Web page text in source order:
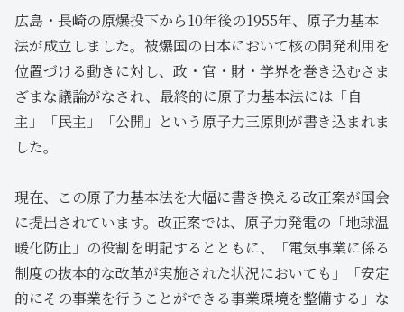
広島・長崎の原爆投下から10年後の1955年、原子力基本
法が成立しました。被爆国の日本において核の開発利用を
位置づける動きに対し、政・官・財・学界を巻き込むさま
ざまな議論がなされ、最終的に原子力基本法には「自
主」「民主」「公開」という原子力三原則が書き込まれま
した。
現在、この原子力基本法を大幅に書き換える改正案が国会
に提出されています。改正案では、原子力発電の「地球温
暖化防止」の役割を明記するとともに、「電気事業に係る
制度の抜本的な改革が実施された状況においても」「安定
的にその事業を行うことができる事業環境を整備する」な